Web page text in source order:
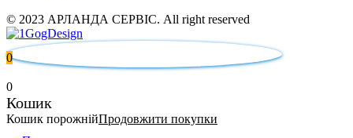
© 2023 АРЛАНДА СЕРВІС. All right reserved
0
0
Кошик
Кошик порожнійПродовжити покупки